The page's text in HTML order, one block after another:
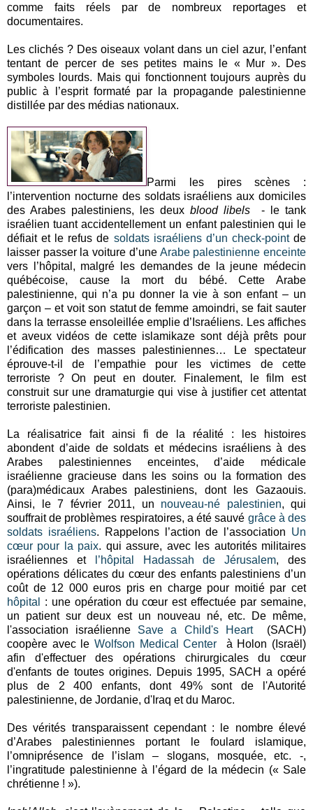
comme faits réels par de nombreux reportages et
documentaires.
Les clichés ? Des oiseaux volant dans un ciel azur, l’enfant
tentant de percer de ses petites mains le « Mur ». Des
symboles lourds. Mais qui fonctionnent toujours auprès du
public à l’esprit formaté par la propagande palestinienne
distillée par des médias nationaux.
Parmi les pires scènes :
l’intervention nocturne des soldats israéliens aux domiciles
des Arabes palestiniens, les deux blood libels - le tank
israélien tuant accidentellement un enfant palestinien qui le
défiait et le refus de soldats israéliens d’un check-pointde
laisser passer la voiture d’une Arabe palestinienne enceinte
vers l’hôpital, malgré les demandes de la jeune médecin
québécoise, cause la mort du bébé. Cette Arabe
palestinienne, qui n’a pu donner la vie à son enfant – un
garçon – et voit son statut de femme amoindri, se fait sauter
dans la terrasse ensoleillée emplie d’Israéliens. Les affiches
et aveux vidéos de cette islamikaze sont déjà prêts pour
l’édification des masses palestiniennes… Le spectateur
éprouve-t-il de l’empathie pour les victimes de cette
terroriste ? On peut en douter. Finalement, le film est
construit sur une dramaturgie qui vise à justifier cet attentat
terroriste palestinien.
La réalisatrice fait ainsi fi de la réalité : les histoires
abondent d’aide de soldats et médecins israéliens à des
Arabes palestiniennes enceintes, d’aide médicale
israélienne gracieuse dans les soins ou la formation des
(para)médicaux Arabes palestiniens, dont les Gazaouis.
Ainsi, le 7 février 2011, un nouveau-né palestinien, qui
souffrait de problèmes respiratoires, a été sauvé grâce à des
soldats israéliens. Rappelons l’action de l’association Un
cœur pour la paix. qui assure, avec les autorités militaires
israéliennes et
l’hôpital Hadassah de Jérusalem, des
opérations délicates du cœur des enfants palestiniens d’un
coût de 12 000 euros pris en charge pour moitié par cet
hôpital
: une opération du cœur est effectuée par semaine,
un patient sur deux est un nouveau né, etc. De même,
l'association israélienne Save a Child's Heart(SACH)
coopère avec le Wolfson Medical Center à Holon (Israël)
afin d'effectuer des opérations chirurgicales du cœur
d'enfants de toutes origines. Depuis 1995, SACH a opéré
plus de 2 400 enfants, dont 49% sont de l'Autorité
palestinienne, de Jordanie, d'Iraq et du Maroc.
Des vérités transparaissent cependant : le nombre élevé
d’Arabes palestiniennes portant le foulard islamique,
l’omniprésence de l’islam – slogans, mosquée, etc. -,
l’ingratitude palestinienne à l’égard de la médecin (« Sale
chrétienne ! »).